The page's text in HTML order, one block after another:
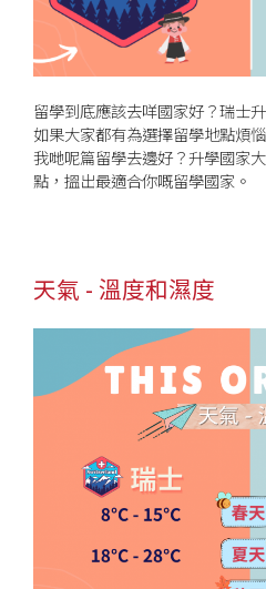
留學到底應該去咩國家好？瑞士
如果大家都有為選擇留學地點煩
我哋呢篇留學去邊好？升學國家
點，搵出最適合你嘅留學國家。
天氣 - 溫度和濕度